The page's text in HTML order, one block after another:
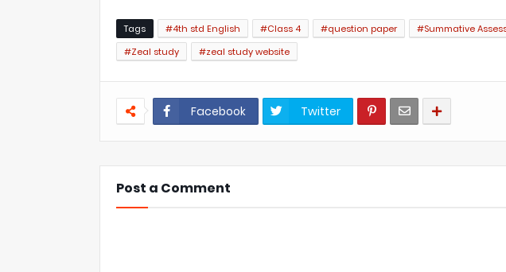
Tags #4th std English #Class 4 #question paper #Summative
#Zeal study
#zeal study website
Facebook Twitter
Post a Comment